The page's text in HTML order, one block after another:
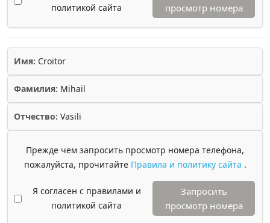
политикой сайта
просмотр номера
Имя: Croitor
Фамилия: Mihail
Отчество: Vasili
Прежде чем запросить просмотр номера телефона,
пожалуйста, прочитайте Правила и политику сайта .
Я согласен с правилами и
политикой сайта
Запросить
просмотр номера